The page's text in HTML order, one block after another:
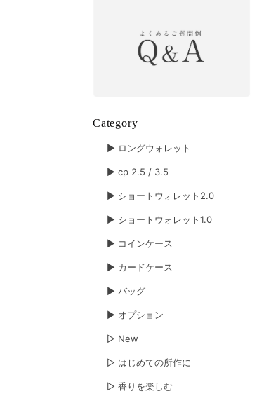
Category
▶︎ ロングウォレット
▶︎ cp 2.5 / 3.5
▶︎ ショートウォレット2.0
▶︎ ショートウォレット1.0
▶︎ コインケース
▶︎ カードケース
▶︎ バッグ
▶︎ オプション
▷ New
▷ はじめての所作に
▷ 香りを楽しむ